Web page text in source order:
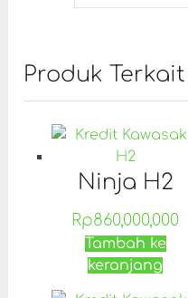
Produk Terkait
Ninja H2
Rp860,000,000
Tambah ke
keranjang